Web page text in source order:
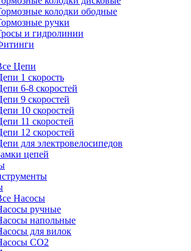
колодки ободные
ручки
и гидролинии
Цепи
1 скорость
6-8 скоростей
9 скоростей
10 скоростей
11 скоростей
12 скоростей
для электровелосипедов
цепей
Насосы
ручные
напольные
для вилок
CO2